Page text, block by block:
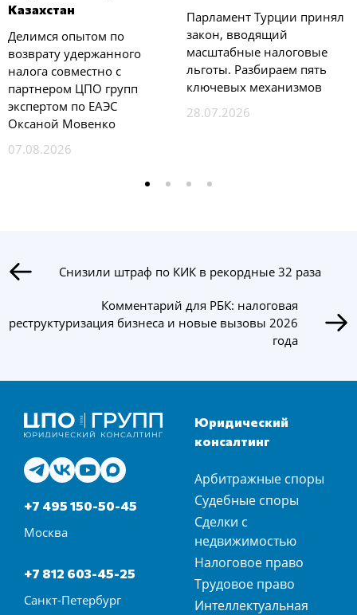
Казахстан
Делимся опытом по
возврату удержанного
налога совместно с
партнером ЦПО групп
экспертом по ЕАЭС
Оксаной Мовенко
07.08.2026
Парламент Турции принял
закон, вводящий
масштабные налоговые
льготы. Разбираем пять
ключевых механизмов
28.07.2026
Снизили штраф по КИК в рекордные 32 раза
Комментарий для РБК: налоговая
реструктуризация бизнеса и новые вызовы 2026
года
+7 495 150-50-45
Москва
+7 812 603-45-25
Санкт-Петербург
Юридический
консалтинг
Арбитражные споры
Судебные споры
Сделки с
недвижимостью
Налоговое право
Трудовое право
Интеллектуальная